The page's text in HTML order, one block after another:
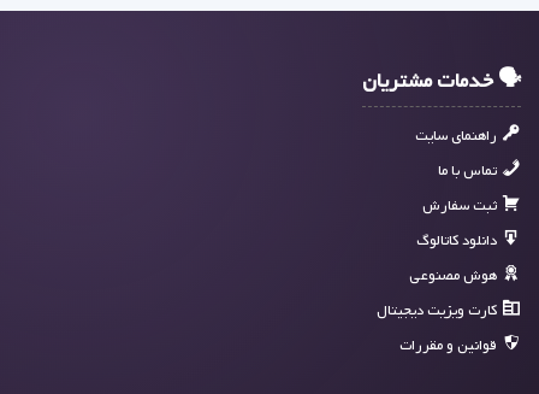
🗣 خدمات مشتریان
راهنمای سایت
تماس با ما
ثبت سفارش
دانلود کاتالوگ
هوش مصنوعی
کارت ویزیت دیجیتال
قوانین و مقررات